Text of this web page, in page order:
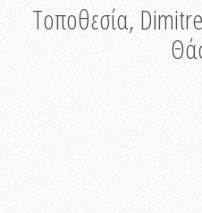
Τοποθεσία,